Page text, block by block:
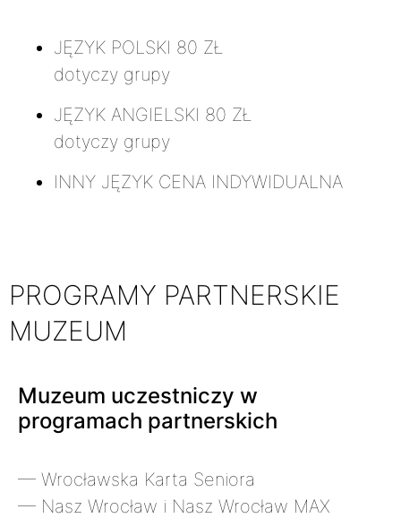
JĘZYK POLSKI 80 ZŁ
dotyczy grupy
JĘZYK ANGIELSKI 80 ZŁ
dotyczy grupy
INNY JĘZYK CENA INDYWIDUALNA
PROGRAMY PARTNERSKIE
MUZEUM
Muzeum uczestniczy w
programach partnerskich
— Wrocławska Karta Seniora
— Nasz Wrocław i Nasz Wrocław MAX